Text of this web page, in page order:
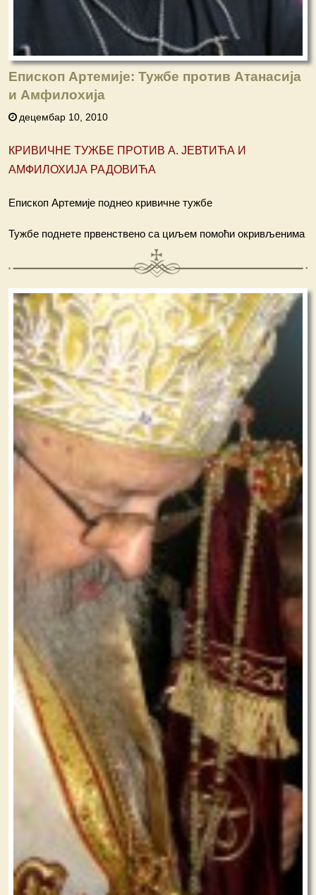
Епископ Артемије: Тужбе против Атанасија
и Амфилохија
децембар 10, 2010
КРИВИЧНЕ ТУЖБЕ ПРОТИВ А. ЈЕВТИЋА И
АМФИЛОХИЈА РАДОВИЋА
Епископ Артемије поднео кривичне тужбе
Тужбе поднете првенствено са циљем помоћи окривљенима